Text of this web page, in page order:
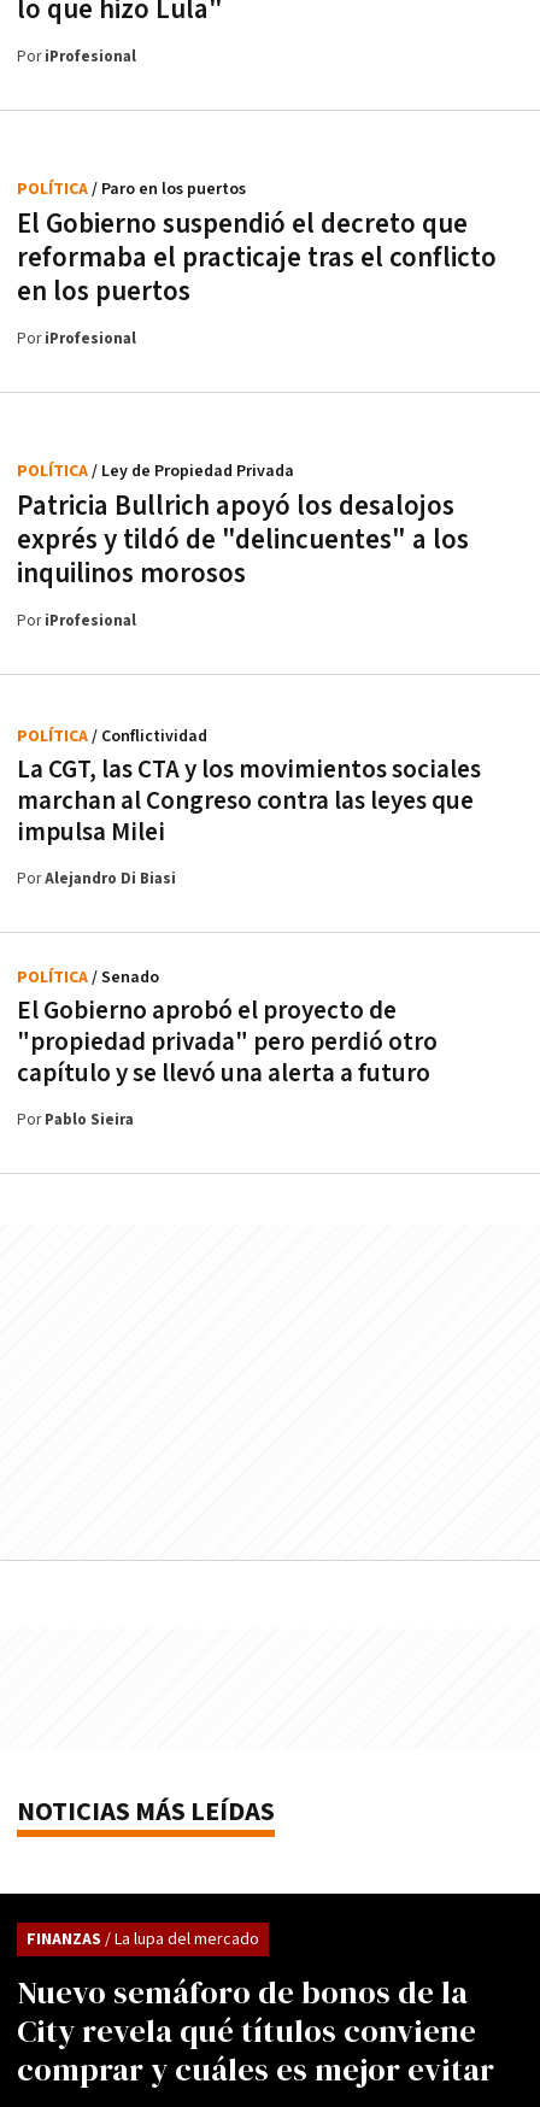
lo que hizo Lula"
PoriProfesional
El Gobierno suspendió el decreto que
reformaba el practicaje tras el conflicto
en los puertos
POLÍTICA/ Paro en los puertos
PoriProfesional
Patricia Bullrich apoyó los desalojos
exprés y tildó de "delincuentes" a los
inquilinos morosos
POLÍTICA/ Ley de Propiedad Privada
PoriProfesional
La CGT, las CTA y los movimientos sociales
marchan al Congreso contra las leyes que
impulsa Milei
POLÍTICA/ Conflictividad
PorAlejandro Di Biasi
El Gobierno aprobó el proyecto de
"propiedad privada" pero perdió otro
capítulo y se llevó una alerta a futuro
POLÍTICA/ Senado
PorPablo Sieira
NOTICIAS MÁS LEÍDAS
Nuevo semáforo de bonos de la
City revela qué títulos conviene
comprar y cuáles es mejor evitar
FINANZAS / La lupa del mercado